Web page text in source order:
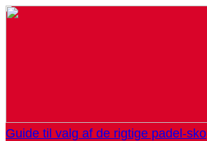
Guide til valg af de rigtige padel-sko